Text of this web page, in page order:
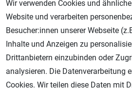
Widerrufsrecht
Wir verwenden Cookies und
Website und verarbeiten
Besucher:innen unserer Webseite
Inhalte und Anzeigen zu
Drittanbietern einzubinden oder
analysieren. Die Datenverarbeitung
Cookies. Wir teilen diese Daten mit